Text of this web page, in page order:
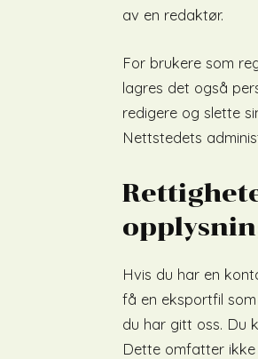
av en redaktør.
For brukere som
lagres det også
redigere og slette
Nettstedets
Hvis du har en
få en eksportfil
du har gitt oss. Du
Dette omfatter